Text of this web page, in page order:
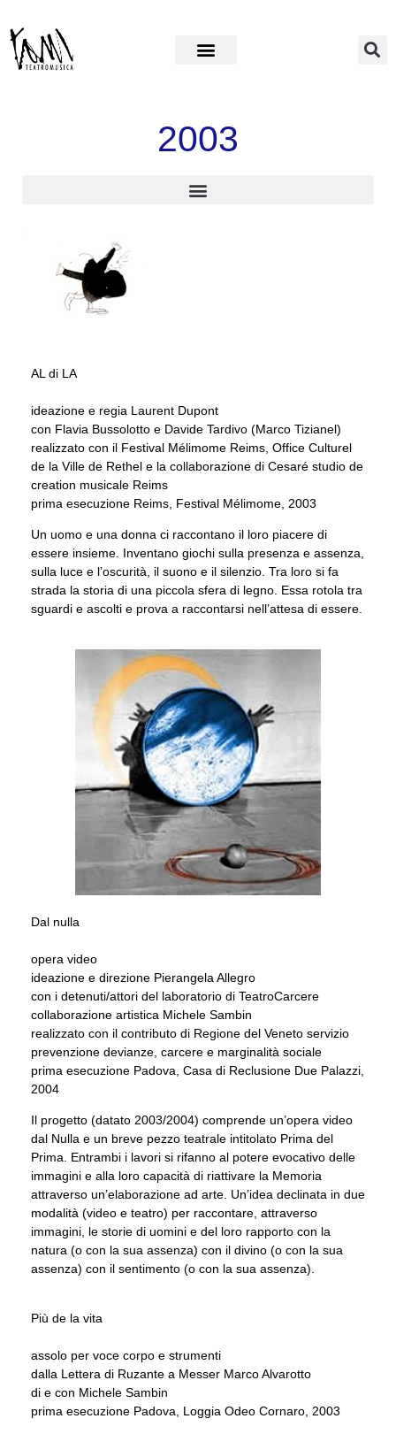
2003
AL di LA
ideazione e regia Laurent Dupont
con Flavia Bussolotto e Davide Tardivo (Marco Tizianel)
realizzato con il Festival Mélimome Reims, Office Culturel
de la Ville de Rethel e la collaborazione di Cesaré studio de
creation musicale Reims
prima esecuzione Reims, Festival Mélimome, 2003
Un uomo e una donna ci raccontano il loro piacere di
essere insieme. Inventano giochi sulla presenza e assenza,
sulla luce e l’oscurità, il suono e il silenzio. Tra loro si fa
strada la storia di una piccola sfera di legno. Essa rotola tra
sguardi e ascolti e prova a raccontarsi nell’attesa di essere.
Dal nulla
opera video
ideazione e direzione Pierangela Allegro
con i detenuti/attori del laboratorio di TeatroCarcere
collaborazione artistica Michele Sambin
realizzato con il contributo di Regione del Veneto servizio
prevenzione devianze, carcere e marginalità sociale
prima esecuzione Padova, Casa di Reclusione Due Palazzi,
2004
Il progetto (datato 2003/2004) comprende un’opera video
dal Nulla e un breve pezzo teatrale intitolato Prima del
Prima. Entrambi i lavori si rifanno al potere evocativo delle
immagini e alla loro capacità di riattivare la Memoria
attraverso un’elaborazione ad arte. Un’idea declinata in due
modalità (video e teatro) per raccontare, attraverso
immagini, le storie di uomini e del loro rapporto con la
natura (o con la sua assenza) con il divino (o con la sua
assenza) con il sentimento (o con la sua assenza).
Più de la vita
assolo per voce corpo e strumenti
dalla Lettera di Ruzante a Messer Marco Alvarotto
di e con Michele Sambin
prima esecuzione Padova, Loggia Odeo Cornaro, 2003